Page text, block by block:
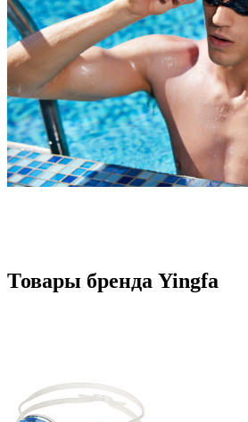
Товары бренда Yingfa